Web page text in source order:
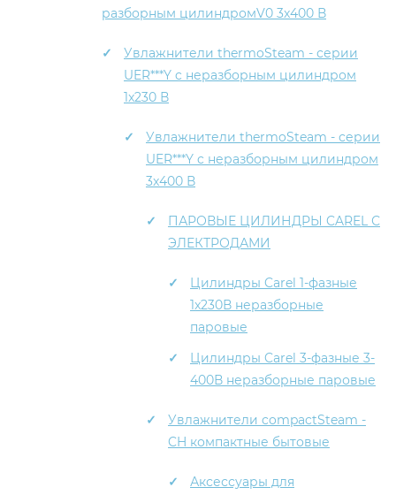
разборным цилиндромV0 3x400 В
Увлажнители thermoSteam - серии
UER***Y c неразборным цилиндром
1x230 В
Увлажнители thermoSteam - серии
UER***Y c неразборным цилиндром
3x400 В
ПАРОВЫЕ ЦИЛИНДРЫ CAREL С
ЭЛЕКТРОДАМИ
Цилиндры Carel 1-фазные
1x230В неразборные
паровые
Цилиндры Carel 3-фазные 3-
400В неразборные паровые
Увлажнители compactSteam -
CH компактные бытовые
Аксессуары для